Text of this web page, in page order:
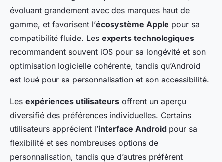
évoluant grandement avec des marques haut de
gamme, et favorisent l’écosystème Apple pour sa
compatibilité fluide. Les experts technologiques
recommandent souvent iOS pour sa longévité et son
optimisation logicielle cohérente, tandis qu’Android
est loué pour sa personnalisation et son accessibilité.
Les expériences utilisateurs offrent un aperçu
diversifié des préférences individuelles. Certains
utilisateurs apprécient l’interface Android pour sa
flexibilité et ses nombreuses options de
personnalisation, tandis que d’autres préfèrent